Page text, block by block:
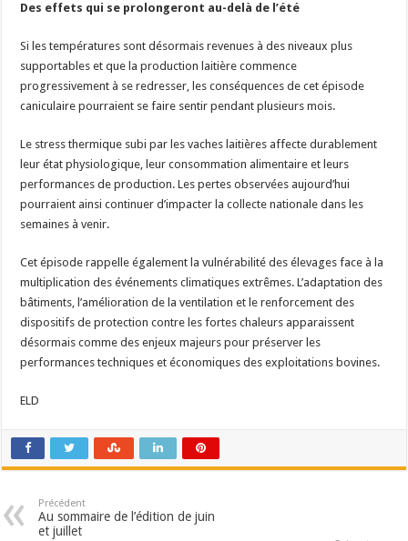
Des effets qui se prolongeront au-delà de l’été
Si les températures sont désormais revenues à des niveaux plus
supportables et que la production laitière commence
progressivement à se redresser, les conséquences de cet épisode
caniculaire pourraient se faire sentir pendant plusieurs mois.
Le stress thermique subi par les vaches laitières affecte durablement
leur état physiologique, leur consommation alimentaire et leurs
performances de production. Les pertes observées aujourd’hui
pourraient ainsi continuer d’impacter la collecte nationale dans les
semaines à venir.
Cet épisode rappelle également la vulnérabilité des élevages face à la
multiplication des événements climatiques extrêmes. L’adaptation des
bâtiments, l’amélioration de la ventilation et le renforcement des
dispositifs de protection contre les fortes chaleurs apparaissent
désormais comme des enjeux majeurs pour préserver les
performances techniques et économiques des exploitations bovines.
ELD
Précédent
Au sommaire de l’édition de juin
et juillet